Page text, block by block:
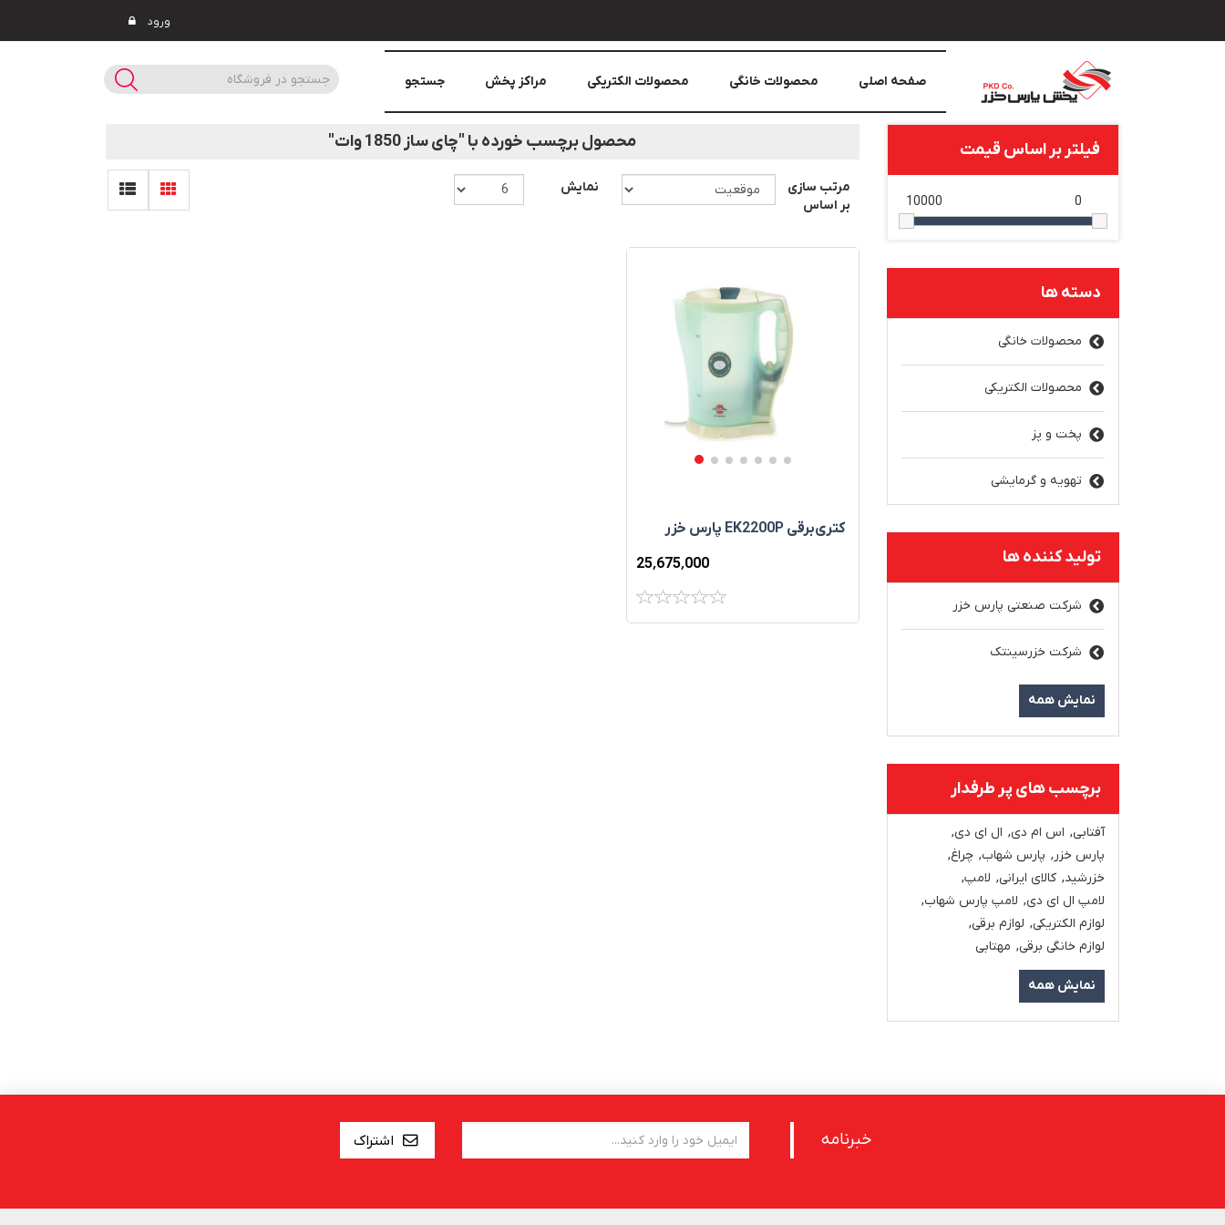
ورود
صفحه اصلی محصولات خانگی محصولات الکتریکی مراکز پخش جستجو
فیلتر بر اساس قیمت
0
10000
دسته ها
محصولات خانگی
محصولات الکتریکی
پخت و پز
تهویه و گرمایشی
تولید کننده ها
شرکت صنعتی پارس خزر
شرکت خزرسینتک
نمایش همه
برچسب های پر طرفدار
آفتابی, اس ام دی, ال ای دی,
پارس خزر, پارس شهاب, چراغ,
خزرشید, کالای ایرانی, لامپ,
لامپ ال ای دی, لامپ پارس شهاب,
لوازم الکتریکی, لوازم برقی,
لوازم خانگی برقی, مهتابی
نمایش همه
محصول برچسب خورده با "چای ساز 1850 وات"
مرتب سازی
بر اساس
نمایش
کتری‌برقی EK2200P پارس خزر
25٬675٬000
خبرنامه اشتراک